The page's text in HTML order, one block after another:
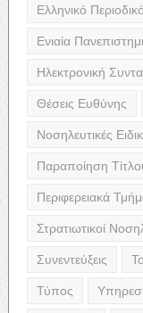
Ελληνικό
Ενιαία
Ηλεκτρονική
Θέσεις Ευθύνης
Νοσηλευτικές
Παραποίηση
Περιφερειακά
Στρατιωτικοί
Συνεντεύξεις
Τύπος